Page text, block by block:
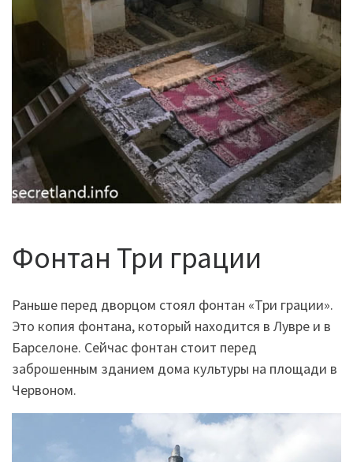
Фонтан Три грации
Раньше перед дворцом стоял фонтан «Три грации».
Это копия фонтана, который находится в Лувре и в
Барселоне. Сейчас фонтан стоит перед
заброшенным зданием дома культуры на площади в
Червоном.